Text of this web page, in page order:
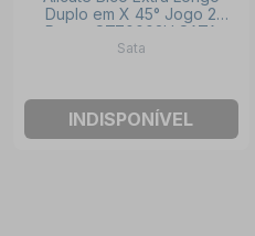
Duplo em X 45° Jogo 2
Peças ST70003U SATA
Sata
INDISPONÍVEL